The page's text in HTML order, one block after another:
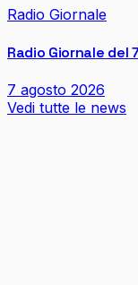
Radio Giornale
Radio Giornale del
7 agosto 2026
Vedi tutte le news